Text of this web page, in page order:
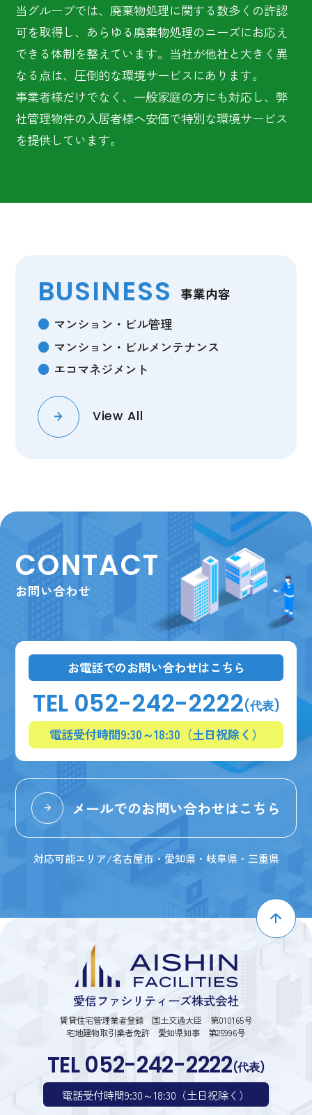
当グループでは、廃棄物処理に関する数多くの許認
可を取得し、あらゆる廃棄物処理のニーズにお応え
できる体制を整えています。当社が他社と大きく異
なる点は、圧倒的な環境サービスにあります。
事業者様だけでなく、一般家庭の方にも対応し、弊
社管理物件の入居者様へ安価で特別な環境サービス
を提供しています。
BUSINESS
事業内容
マンション・ビル管理
マンション・ビルメンテナンス
エコマネジメント
View All
CONTACT
お問い合わせ
お電話でのお問い合わせはこちら
TEL 052-242-2222(代表)
電話受付時間9:30～18:30（土日祝除く）
メールでのお問い合わせはこちら
対応可能エリア/名古屋市・愛知県・岐阜県・三重県
愛信ファシリティーズ株式会社
賃貸住宅管理業者登録 国土交通大臣 第010165号
宅地建物取引業者免許 愛知県知事 第25996号
TEL 052-242-2222(代表)
電話受付時間9:30～18:30（土日祝除く）